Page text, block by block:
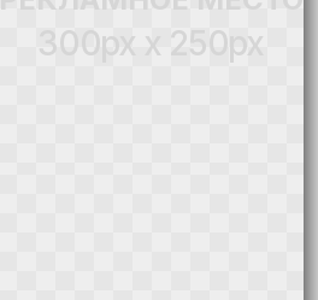
300px x 250px